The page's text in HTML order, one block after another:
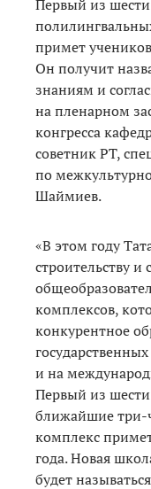
Первый из
примет
Он получит
знаниям и
на пленарном
конгресса
советник РТ,
по
Шаймиев.
«В этом году
строительству и
комплексов,
конкурентное
и на
Первый из
ближайшие три-
комплекс
года. Новая
будет